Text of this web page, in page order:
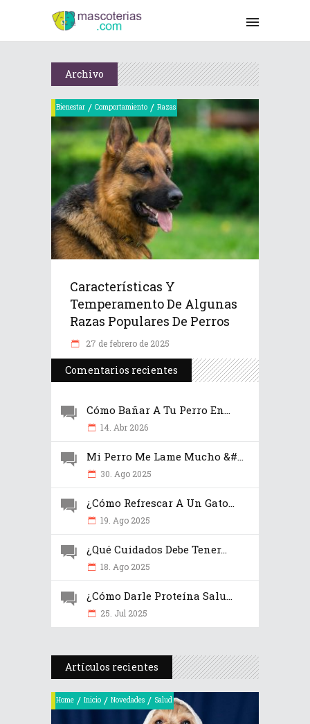
Archivo
Bienestar / Comportamiento / Razas
Características Y
Temperamento De Algunas
Razas Populares De Perros
27 de febrero de 2025
Comentarios recientes
Cómo Bañar A Tu Perro En...
14. Abr 2026
Mi Perro Me Lame Mucho &#...
30. Ago 2025
¿Cómo Refrescar A Un Gato...
19. Ago 2025
¿Qué Cuidados Debe Tener...
18. Ago 2025
¿Cómo Darle Proteína Salu...
25. Jul 2025
Artículos recientes
Home / Inicio / Novedades / Salud